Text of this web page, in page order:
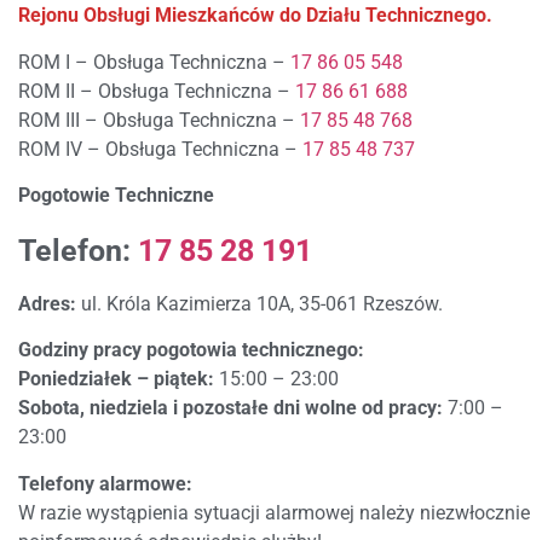
Rejonu Obsługi Mieszkańców do Działu Technicznego.
ROM I – Obsługa Techniczna – 17 86 05 548
ROM II – Obsługa Techniczna – 17 86 61 688
ROM III – Obsługa Techniczna – 17 85 48 768
ROM IV – Obsługa Techniczna – 17 85 48 737
Pogotowie Techniczne
Telefon: 17 85 28 191
Adres: ul. Króla Kazimierza 10A, 35-061 Rzeszów.
Godziny pracy pogotowia technicznego:
Poniedziałek – piątek: 15:00 – 23:00
Sobota, niedziela i pozostałe dni wolne od pracy: 7:00 –
23:00
Telefony alarmowe:
W razie wystąpienia sytuacji alarmowej należy niezwłocznie